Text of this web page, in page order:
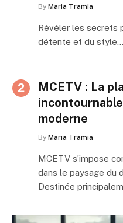
By Maria Tramia
Révéler les secrets
détente et du style…
MCETV : La
moderne
By Maria Tramia
MCETV s’impose
dans le paysage du
Destinée